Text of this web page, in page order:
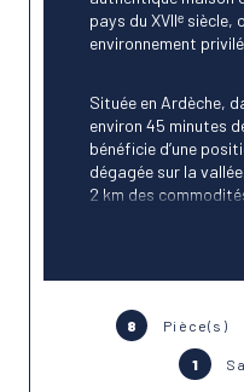
8 Pièce(s)
1
pays du XVIIᵉ
environnement
Située en Ardèche,
environ 45 minutes
bénéficie d’une
dégagée sur la
2 km des
Cette maison en
ses éléments
Elle se compose